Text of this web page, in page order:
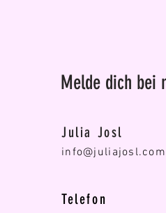
Melde dich bei
Julia Josl
info@juliajosl.com
Telefon